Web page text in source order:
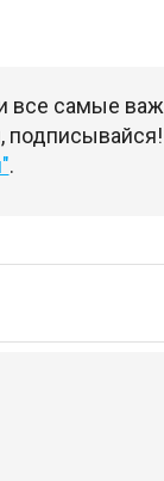
все самые
подписывайся!
.